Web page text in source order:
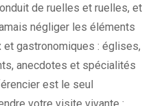
de ruelles et ruelles, et
négliger les éléments
et gastronomiques : églises,
anecdotes et spécialités
est le seul
votre visite vivante :